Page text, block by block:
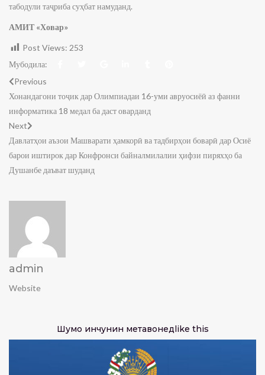
табодули таҷриба суҳбат намуданд.
АМИТ «Ховар»
Post Views: 253
Мубодила:
Previous
Хонандагони тоҷик дар Олимпиадаи 16-уми авруосиёӣ аз фанни
информатика 18 медал ба даст оварданд
Next
Давлатҳои аъзои Машварати ҳамкорӣ ва тадбирҳои боварӣ дар Осиё
барои иштирок дар Конфронси байналмилалии ҳифзи пиряхҳо ба
Душанбе даъват шуданд
admin
Website
Шумо инчунин метавонедlike this